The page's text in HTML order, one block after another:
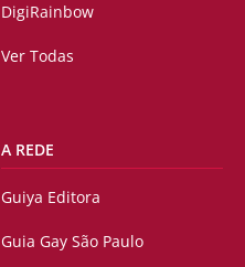
DigiRainbow
Ver Todas
A REDE
Guiya Editora
Guia Gay São Paulo